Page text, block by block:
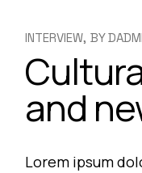
INTERVIEW BY
and
Lorem ipsum